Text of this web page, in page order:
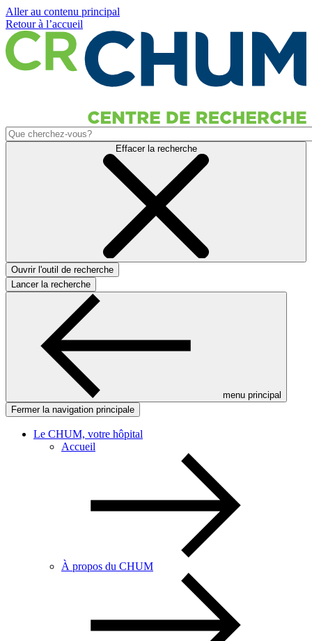
Aller au contenu principal
Retour à l’accueil
Effacer la recherche
Ouvrir l'outil de recherche
Lancer la recherche
menu principal
Fermer la navigation principale
Le CHUM, votre hôpital
Accueil
À propos du CHUM